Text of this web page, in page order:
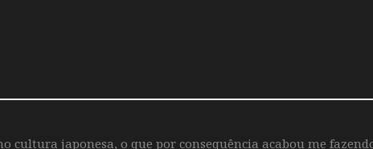
cultura japonesa, o que por consequência acabou me